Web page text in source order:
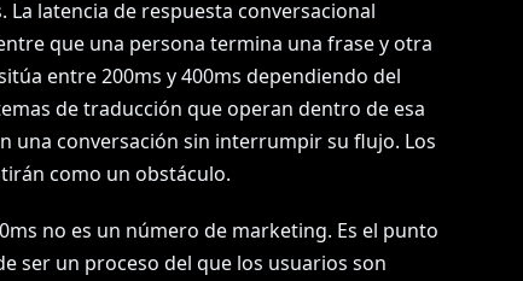
latencia de respuesta conversacional
que una persona termina una frase y otra
entre 200ms y 400ms dependiendo del
de traducción que operan dentro de esa
una conversación sin interrumpir su flujo. Los
como un obstáculo.
no es un número de marketing. Es el punto
ser un proceso del que los usuarios son